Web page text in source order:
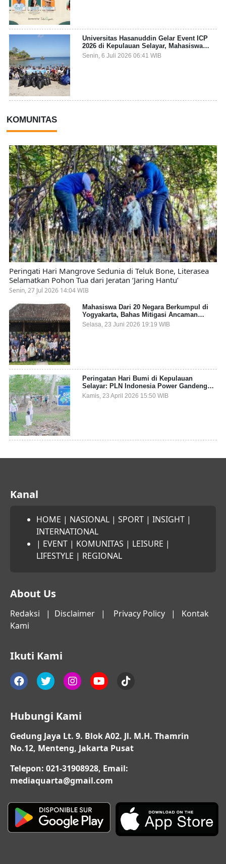
Universitas Hasanuddin Gelar Event ICP
2026 di Kepulauan Selayar, Mahasiswa
dari 27 Negara Jadi Partisipan
Senin, 6 Juli 2026 06:41 WIB
KOMUNITAS
Peringati Hari Mangrove Sedunia di Teluk Bone, Literasea
Selamatkan Pohon Tua dari Jeratan ‘Jaring Hantu’
Senin, 27 Jul 2026 14:04 WIB
Mahasiswa Dari 20 Negara Berkumpul di
Yogyakarta, Bahas Mitigasi Ancaman
Kesehatan Global
Selasa, 23 Juni 2026 19:19 WIB
Peringatan Hari Bumi di Kepulauan
Selayar: PLN Indonesia Power Gandeng
Pemda dan Komunitas, Giatkan Restorasi
Mangrove
Kamis, 23 April 2026 15:50 WIB
Kanal
HOME | NASIONAL | SPORT | INSIGHT |
INTERNATIONAL
| EVENT | KOMUNITAS | LEISURE |
LIFESTYLE | REGIONAL
About Us
Redaksi | Disclaimer | Privacy Policy | Kontak
Kami
Ikuti Kami
Hubungi Kami
Gedung Jaya Lt. 9. Blok A02. Jl. M.H. Thamrin
No.12, Menteng, Jakarta Pusat
Telepon: 021-31908928, Email:
mediaquarta@gmail.com